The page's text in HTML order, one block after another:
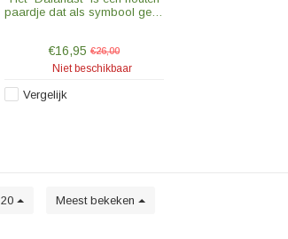
paardje dat als symbool geldt
Zweden. De stof is van 100%
geweven linnen.
€16,95 €26,00
Niet beschikbaar
Vergelijk
20 Meest bekeken